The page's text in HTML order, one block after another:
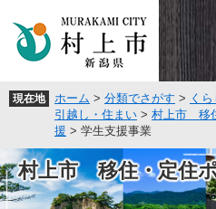
頭
。
飛
て
本
文
現在地 ホーム > 分類でさがす > く
引越し・住まい > 村上市 移
援 > 学生支援事業
村上市 移住・定住